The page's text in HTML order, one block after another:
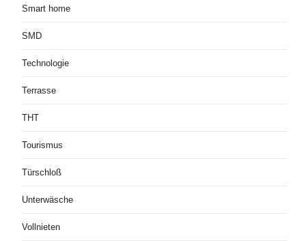
Smart home
SMD
Technologie
Terrasse
THT
Tourismus
Türschloß
Unterwäsche
Vollnieten